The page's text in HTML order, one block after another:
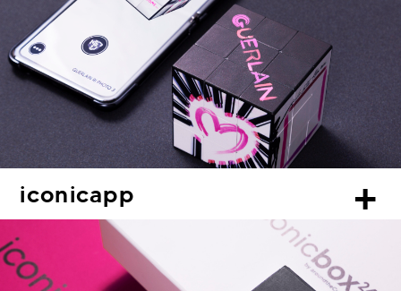
iconicapp +